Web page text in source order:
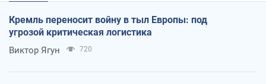
Кремль переносит войну в тыл Европы: под
угрозой критическая логистика
Виктор Ягун 720